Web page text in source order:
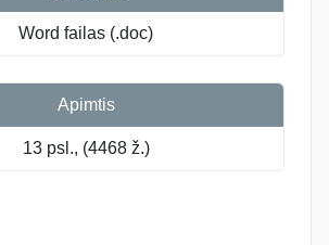
Word failas (.doc)
Apimtis
13 psl., (4468 ž.)